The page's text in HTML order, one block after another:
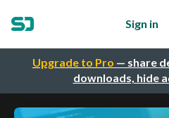
Upgrade to Pro — share
downloads, hide
Sign in